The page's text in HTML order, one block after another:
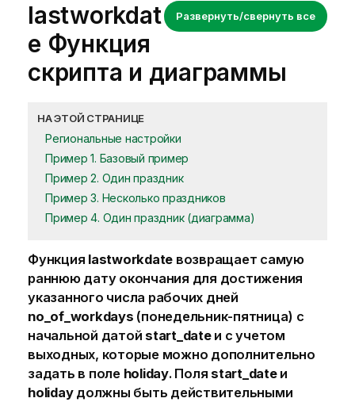
Развернуть/свернуть все
lastworkdat
e Функция
скрипта и диаграммы
НА ЭТОЙ СТРАНИЦЕ
Региональные настройки
Пример 1. Базовый пример
Пример 2. Один праздник
Пример 3. Несколько праздников
Пример 4. Один праздник (диаграмма)
Функция lastworkdate возвращает самую
раннюю дату окончания для достижения
указанного числа рабочих дней
no_of_workdays (понедельник-пятница) с
начальной датой start_dateи с учетом
выходных, которые можно дополнительно
задать в поле holiday. Поля start_dateи
holidayдолжны быть действительными